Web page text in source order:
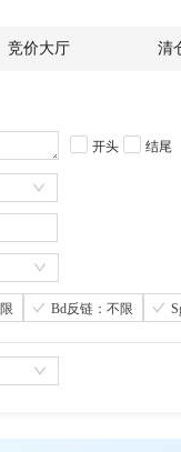
竞价大厅 清
开头 结尾
Bd反链：不限